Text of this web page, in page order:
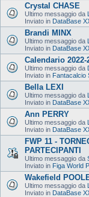
Crystal CHASE
Ultimo messaggio da
Inviato in DataBase
Brandi MINX
Ultimo messaggio da
Inviato in DataBase
Calendario 2022-
Ultimo messaggio da
Inviato in Fantacalcio
Bella LEXI
Ultimo messaggio da
Inviato in DataBase
Ann PERRY
Ultimo messaggio da
Inviato in DataBase
FWP 11 -
PARTECIPANTI
Ultimo messaggio da
Inviato in Figa World
Wakefield
Ultimo messaggio da
Inviato in DataBase